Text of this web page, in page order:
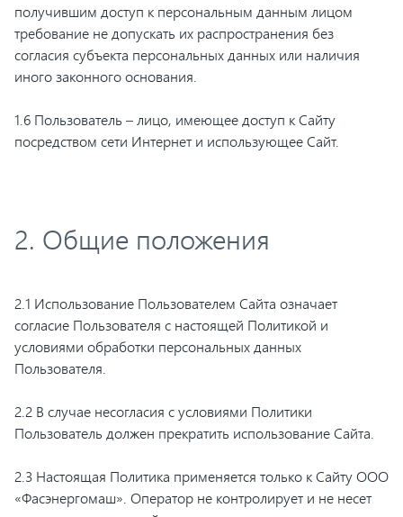
получившим доступ к персональным данным лицом
требование не допускать их распространения без
согласия субъекта персональных данных или наличия
иного законного основания.
1.6 Пользователь – лицо, имеющее доступ к Сайту
посредством сети Интернет и использующее Сайт.
2. Общие положения
2.1 Использование Пользователем Сайта означает
согласие Пользователя с настоящей Политикой и
условиями обработки персональных данных
Пользователя.
2.2 В случае несогласия с условиями Политики
Пользователь должен прекратить использование Сайта.
2.3 Настоящая Политика применяется только к Сайту ООО
«Фасэнергомаш». Оператор не контролирует и не несет